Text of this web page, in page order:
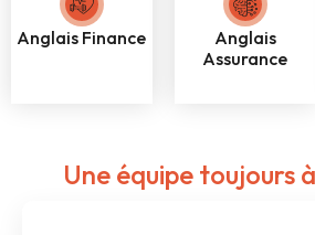
Anglais Finance
Anglais
Assurance
Une équipe toujours